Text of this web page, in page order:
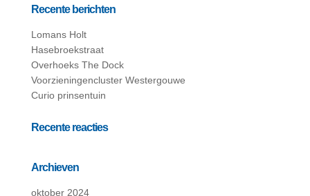
Recente berichten
Lomans Holt
Hasebroekstraat
Overhoeks The Dock
Voorzieningencluster Westergouwe
Curio prinsentuin
Recente reacties
Archieven
oktober 2024